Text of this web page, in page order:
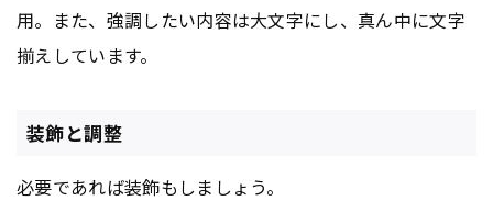
用。また、強調したい内容は大文字にし、真ん中に文字
揃えしています。
装飾と調整
必要であれば装飾もしましょう。